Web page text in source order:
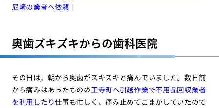
尼崎の業者へ依頼 ｜
奥歯ズキズキからの歯科医院
その日は、朝から奥歯がズキズキと痛んでいました。数日前
から痛みはあったものの王寺町へ引越作業で不用品回収業者
を利用したり仕事も忙しく、痛み止めでごまかしていたので